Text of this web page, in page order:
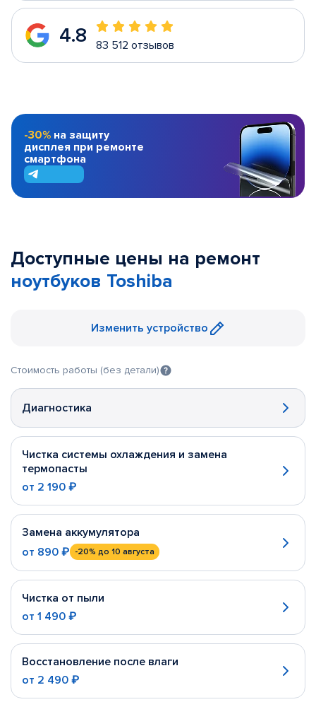
4.8 83 512 отзывов
-30% на защиту
дисплея при ремонте
смартфона
Доступные цены на ремонт
ноутбуков Toshiba
Изменить устройство
Стоимость работы (без детали)
Диагностика
Чистка системы охлаждения и замена
термопасты
от 2 190 ₽
Замена аккумулятора
от 890 ₽ -20% до 10 августа
Чистка от пыли
от 1 490 ₽
Восстановление после влаги
от 2 490 ₽